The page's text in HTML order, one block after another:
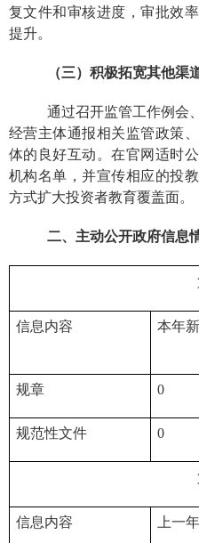
复文件和审核进度，审批效
提升。
（三）积极拓宽其他渠
通过召开监管工作例会
经营主体通报相关监管政策
体的良好互动。在官网适时
机构名单，并宣传相应的投
方式扩大投资者教育覆盖面。
二、 主动公开政府信息
信息内容 本年
规章 0
规范性文件 0
信息内容 上一